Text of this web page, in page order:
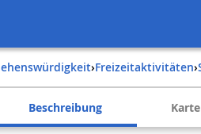
Sehenswürdigkeit› Freizeitaktivitäten›
Beschreibung Karte